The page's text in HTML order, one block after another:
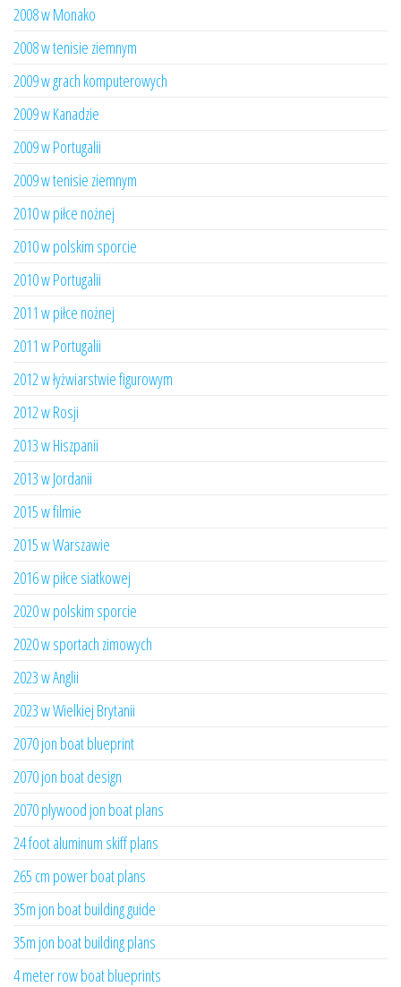
2008 w Monako
2008 w tenisie ziemnym
2009 w grach komputerowych
2009 w Kanadzie
2009 w Portugalii
2009 w tenisie ziemnym
2010 w piłce nożnej
2010 w polskim sporcie
2010 w Portugalii
2011 w piłce nożnej
2011 w Portugalii
2012 w łyżwiarstwie figurowym
2012 w Rosji
2013 w Hiszpanii
2013 w Jordanii
2015 w filmie
2015 w Warszawie
2016 w piłce siatkowej
2020 w polskim sporcie
2020 w sportach zimowych
2023 w Anglii
2023 w Wielkiej Brytanii
2070 jon boat blueprint
2070 jon boat design
2070 plywood jon boat plans
24 foot aluminum skiff plans
265 cm power boat plans
35m jon boat building guide
35m jon boat building plans
4 meter row boat blueprints